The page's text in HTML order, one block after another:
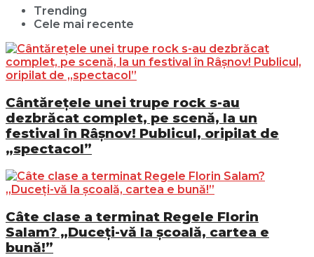
Trending
Cele mai recente
Cântărețele unei trupe rock s-au
dezbrăcat complet, pe scenă, la un
festival în Râșnov! Publicul, oripilat de
„spectacol”
Câte clase a terminat Regele Florin
Salam? „Duceți-vă la școală, cartea e
bună!”